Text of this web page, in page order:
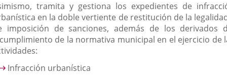
tramita y gestiona los expedientes de
en la doble vertiente de restitución de la
imposición de sanciones, además de los derivados
de la normativa municipal en el ejercicio de
Infracción urbanística